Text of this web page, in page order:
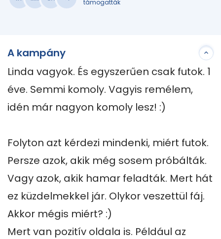
támogatták
A kampány
Linda vagyok. És egyszerűen csak futok. 1
éve. Semmi komoly. Vagyis remélem,
idén már nagyon komoly lesz! :)
Folyton azt kérdezi mindenki, miért futok.
Persze azok, akik még sosem próbálták.
Vagy azok, akik hamar feladták. Mert hát
ez küzdelmekkel jár. Olykor veszettül fáj.
Akkor mégis miért? :)
Mert van pozitív oldala is. Például az